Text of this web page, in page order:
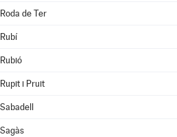
Roda de Ter
Rubí
Rubió
Rupit i Pruit
Sabadell
Sagàs